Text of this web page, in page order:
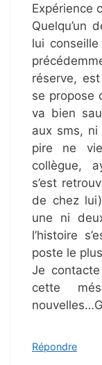
Expérience
Quelqu’un
lui
réserve,
se propose
va bien
aux sms, ni
pire ne
collègue,
s’est
de chez
une ni
l’histoire
poste le
Je
cette
Répondre